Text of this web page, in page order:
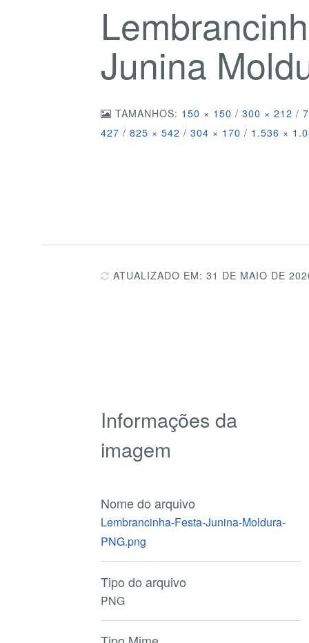
Junina
TAMANHOS: 150 × 150 / 300 × 212 /
427 / 825 × 542 / 304 × 170 / 1.536 ×
ATUALIZADO EM: 31 DE MAIO DE
Informações da
imagem
Nome do arquivo
Lembrancinha-Festa-Junina-Moldura-
PNG.png
Tipo do arquivo
PNG